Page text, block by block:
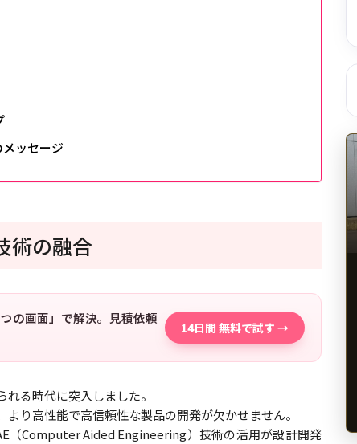
ッセージ
術の融合
の画面」で解決。見積依頼
14日間 無料で試す →
る時代に突入しました。
り高性能で高信頼性な製品の開発が欠かせません。
（Computer Aided Engineering）技術の活用が設計開発